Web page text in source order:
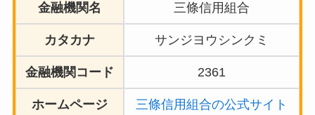
金融機関名 三條信用組合
カタカナ サンジヨウシンクミ
金融機関コード 2361
ホームページ 三條信用組合の公式サイト